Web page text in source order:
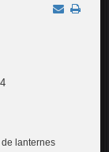
de lanternes